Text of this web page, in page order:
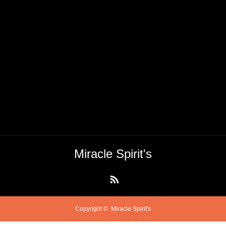
Miracle Spirit's
Copyright © Miracle Spirit's